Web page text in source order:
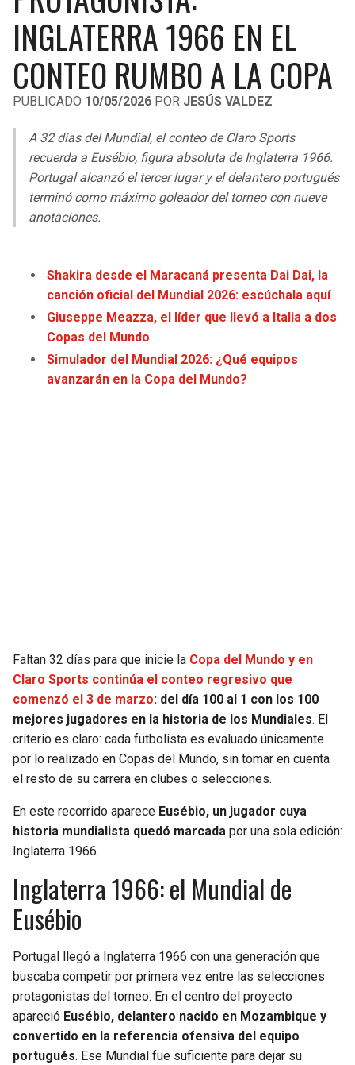
LIGA DE EXPANSIÓN MX
LEAGUES CUP
UEFA EUROPA LEAGUE
UEFA CONFERENCE LEAGUE
MLS
COPA SUDAMERICANA
LIGA BETPLAY
OTRAS LIGAS
RAIDERS
CHARGERS
BENGALS
BROWNS
RAMS
49ERS
SEAHAWKS
BEARS
LIONS
VIKINGS
PANTHERS
SAINTS
CAVALIERS
PISTONS
BUCKS
HAWKS
ROCKETS
GRIZZLIES
PELICANS
SPURS
NUGGETS
THUNDER
INGLATERRA 1966 EN EL
CONTEO RUMBO A LA COPA
PUBLICADO 10/05/2026 POR JESÚS VALDEZ
A 32 días del Mundial, el conteo de Claro Sports
recuerda a Eusébio, figura absoluta de Inglaterra 1966.
Portugal alcanzó el tercer lugar y el delantero portugués
terminó como máximo goleador del torneo con nueve
anotaciones.
Shakira desde el Maracaná presenta Dai Dai, la
canción oficial del Mundial 2026: escúchala aquí
Giuseppe Meazza, el líder que llevó a Italia a dos
Copas del Mundo
Simulador del Mundial 2026: ¿Qué equipos
avanzarán en la Copa del Mundo?
Faltan 32 días para que inicie la Copa del Mundo y en
Claro Sports continúa el conteo regresivo que
comenzó el 3 de marzo: del día 100 al 1 con los 100
mejores jugadores en la historia de los Mundiales. El
criterio es claro: cada futbolista es evaluado únicamente
por lo realizado en Copas del Mundo, sin tomar en cuenta
el resto de su carrera en clubes o selecciones.
En este recorrido aparece Eusébio, un jugador cuya
historia mundialista quedó marcada por una sola edición:
Inglaterra 1966.
Inglaterra 1966: el Mundial de
Eusébio
Portugal llegó a Inglaterra 1966 con una generación que
buscaba competir por primera vez entre las selecciones
protagonistas del torneo. En el centro del proyecto
apareció Eusébio, delantero nacido en Mozambique y
convertido en la referencia ofensiva del equipo
portugués. Ese Mundial fue suficiente para dejar su